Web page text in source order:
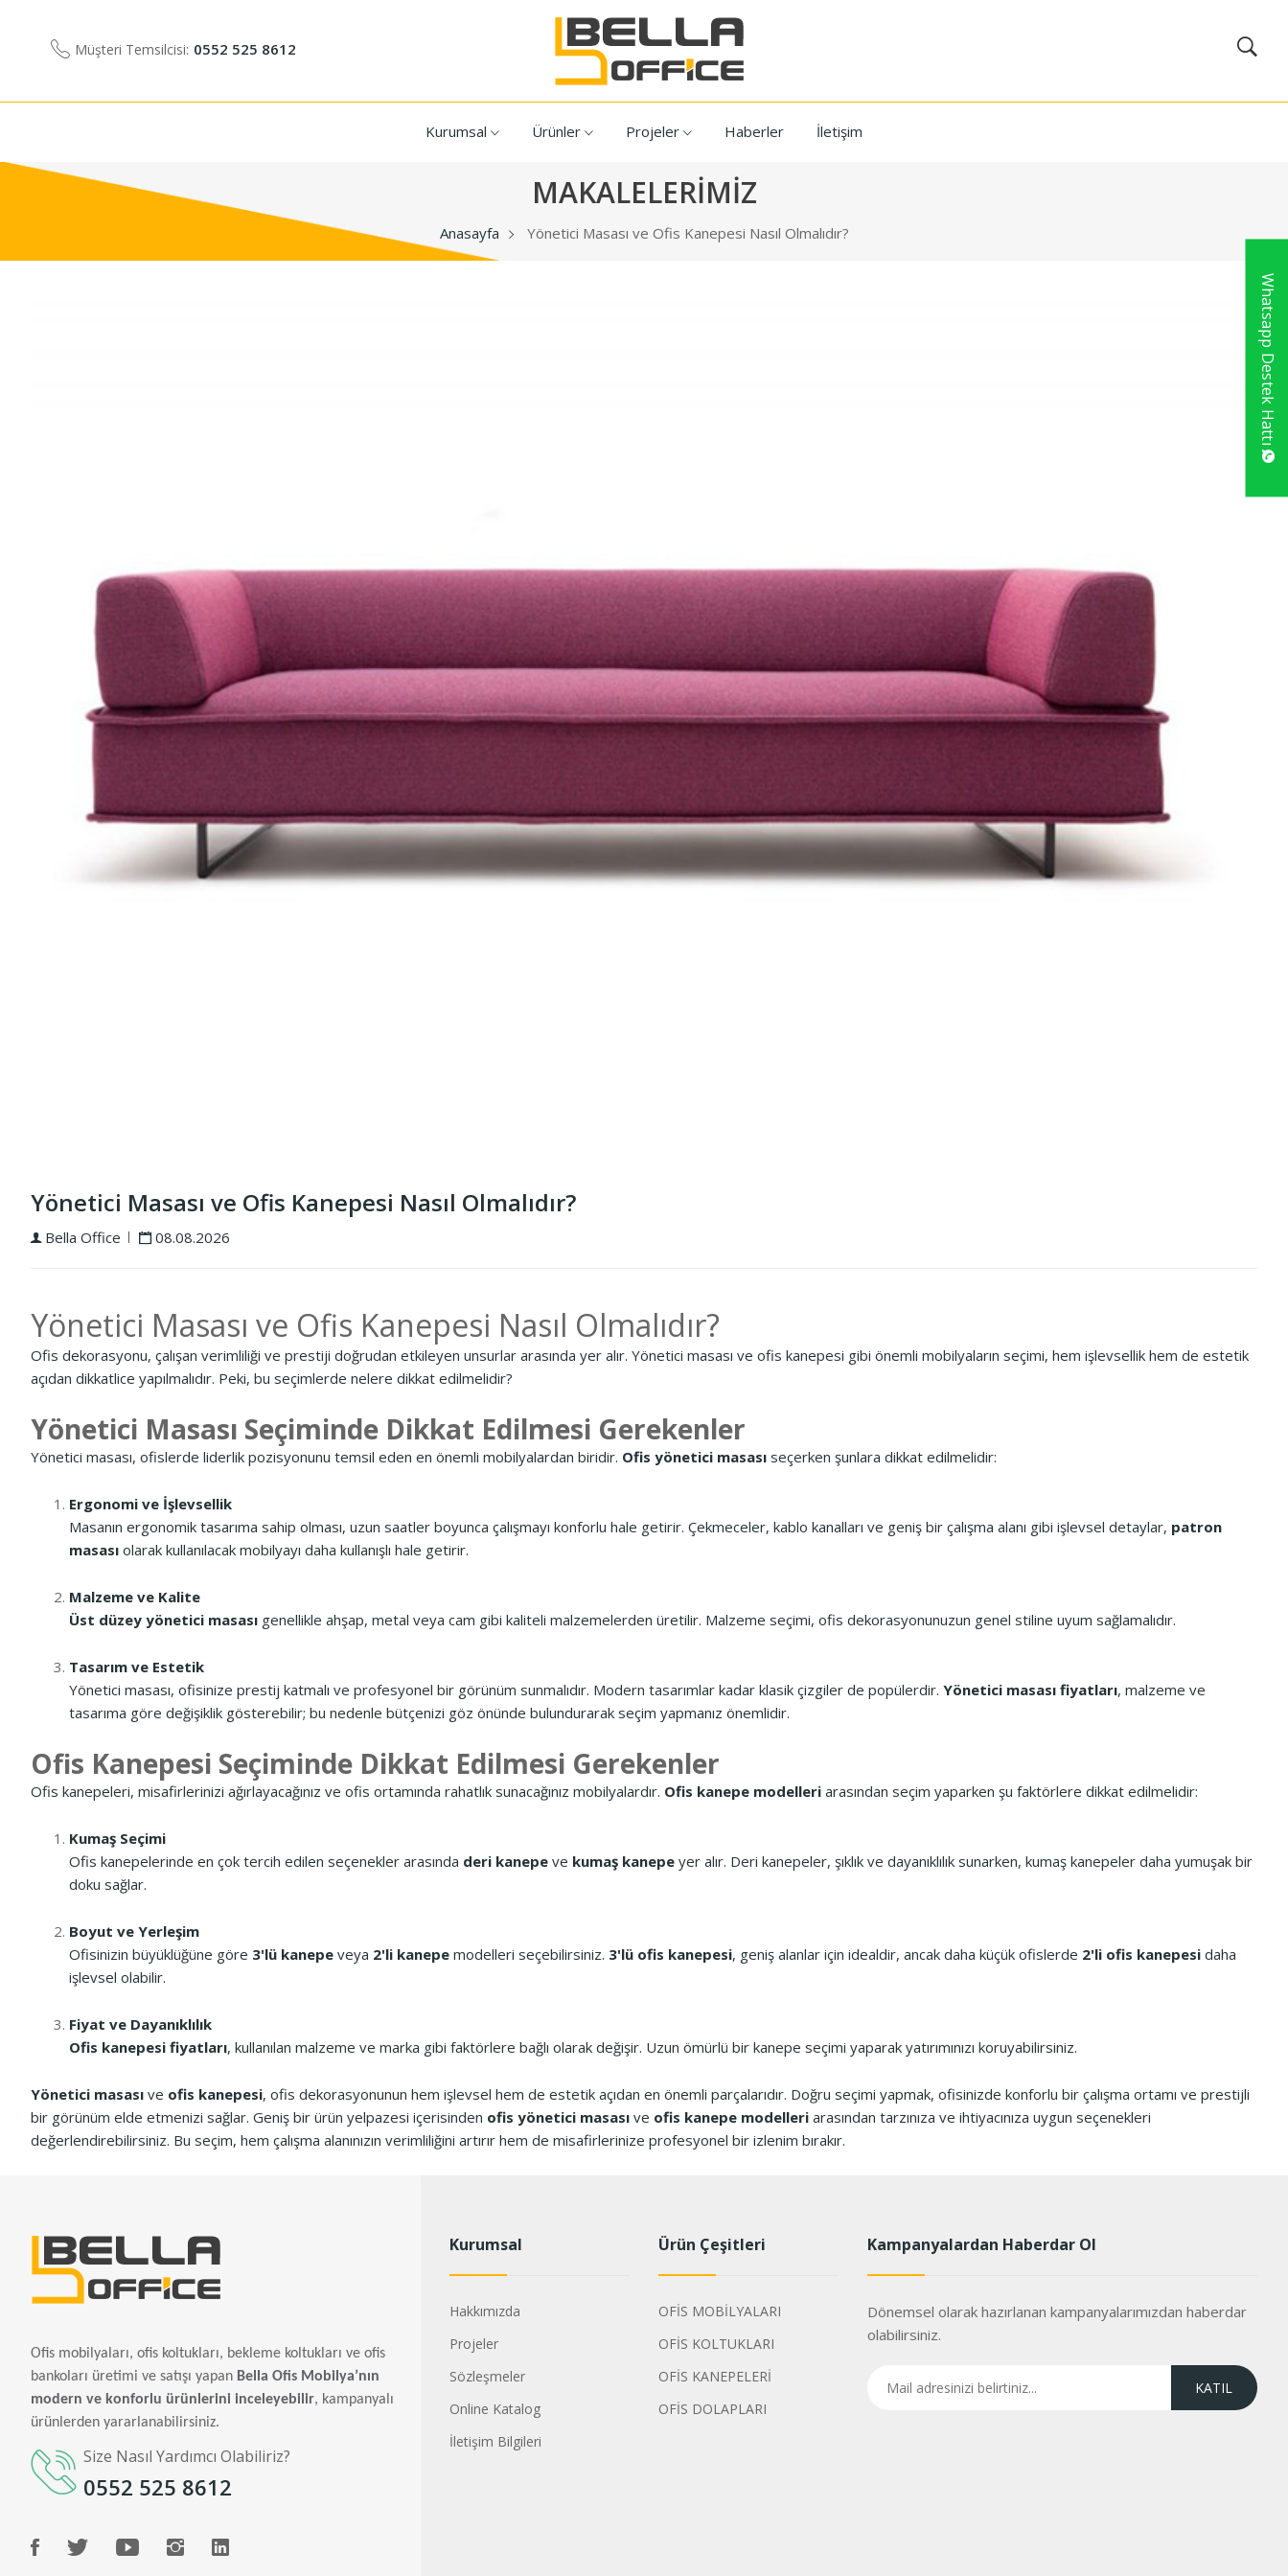
Müşteri Temsilcisi: 0552 525 8612
Kurumsal Ürünler Projeler Haberler İletişim
MAKALELERİMİZ
Anasayfa Yönetici Masası ve Ofis Kanepesi Nasıl Olmalıdır?
Yönetici Masası ve Ofis Kanepesi Nasıl Olmalıdır?
Bella Office 08.08.2026
Yönetici Masası ve Ofis Kanepesi Nasıl Olmalıdır?
Ofis dekorasyonu, çalışan verimliliği ve prestiji doğrudan etkileyen unsurlar arasında yer alır. Yönetici masası ve ofis kanepesi gibi önemli mobilyaların seçimi, hem işlevsellik hem de estetik
açıdan dikkatlice yapılmalıdır. Peki, bu seçimlerde nelere dikkat edilmelidir?
Yönetici Masası Seçiminde Dikkat Edilmesi Gerekenler
Yönetici masası, ofislerde liderlik pozisyonunu temsil eden en önemli mobilyalardan biridir. Ofis yönetici masası seçerken şunlara dikkat edilmelidir:
Ergonomi ve İşlevsellik
Masanın ergonomik tasarıma sahip olması, uzun saatler boyunca çalışmayı konforlu hale getirir. Çekmeceler, kablo kanalları ve geniş bir çalışma alanı gibi işlevsel detaylar, patron
masası olarak kullanılacak mobilyayı daha kullanışlı hale getirir.
Malzeme ve Kalite
Üst düzey yönetici masası genellikle ahşap, metal veya cam gibi kaliteli malzemelerden üretilir. Malzeme seçimi, ofis dekorasyonunuzun genel stiline uyum sağlamalıdır.
Tasarım ve Estetik
Yönetici masası, ofisinize prestij katmalı ve profesyonel bir görünüm sunmalıdır. Modern tasarımlar kadar klasik çizgiler de popülerdir. Yönetici masası fiyatları, malzeme ve
tasarıma göre değişiklik gösterebilir; bu nedenle bütçenizi göz önünde bulundurarak seçim yapmanız önemlidir.
Ofis Kanepesi Seçiminde Dikkat Edilmesi Gerekenler
Ofis kanepeleri, misafirlerinizi ağırlayacağınız ve ofis ortamında rahatlık sunacağınız mobilyalardır. Ofis kanepe modelleri arasından seçim yaparken şu faktörlere dikkat edilmelidir:
Kumaş Seçimi
Ofis kanepelerinde en çok tercih edilen seçenekler arasında deri kanepe ve kumaş kanepe yer alır. Deri kanepeler, şıklık ve dayanıklılık sunarken, kumaş kanepeler daha yumuşak bir
doku sağlar.
Boyut ve Yerleşim
Ofisinizin büyüklüğüne göre 3'lü kanepe veya 2'li kanepe modelleri seçebilirsiniz. 3'lü ofis kanepesi, geniş alanlar için idealdir, ancak daha küçük ofislerde 2'li ofis kanepesi daha
işlevsel olabilir.
Fiyat ve Dayanıklılık
Ofis kanepesi fiyatları, kullanılan malzeme ve marka gibi faktörlere bağlı olarak değişir. Uzun ömürlü bir kanepe seçimi yaparak yatırımınızı koruyabilirsiniz.
Yönetici masası ve ofis kanepesi, ofis dekorasyonunun hem işlevsel hem de estetik açıdan en önemli parçalarıdır. Doğru seçimi yapmak, ofisinizde konforlu bir çalışma ortamı ve prestijli
bir görünüm elde etmenizi sağlar. Geniş bir ürün yelpazesi içerisinden ofis yönetici masası ve ofis kanepe modelleri arasından tarzınıza ve ihtiyacınıza uygun seçenekleri
değerlendirebilirsiniz. Bu seçim, hem çalışma alanınızın verimliliğini artırır hem de misafirlerinize profesyonel bir izlenim bırakır.
Ofis mobilyaları, ofis koltukları, bekleme koltukları ve ofis
bankoları üretimi ve satışı yapan Bella Ofis Mobilya’nın
modern ve konforlu ürünlerini inceleyebilir, kampanyalı
ürünlerden yararlanabilirsiniz.
Size Nasıl Yardımcı Olabiliriz?
0552 525 8612
Kurumsal
Hakkımızda
Projeler
Sözleşmeler
Online Katalog
İletişim Bilgileri
Ürün Çeşitleri
OFİS MOBİLYALARI
OFİS KOLTUKLARI
OFİS KANEPELERİ
OFİS DOLAPLARI
Kampanyalardan Haberdar Ol
Dönemsel olarak hazırlanan kampanyalarımızdan haberdar
olabilirsiniz.
Whatsapp Destek Hattı